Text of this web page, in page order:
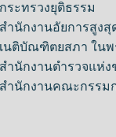
กระทรวงยุติธรรม
สำนักงานอัยการสูงสุ
เนติบัณฑิตยสภา ใน
สำนักงานตำรวจแห่ง
สำนักงานคณะกรรม